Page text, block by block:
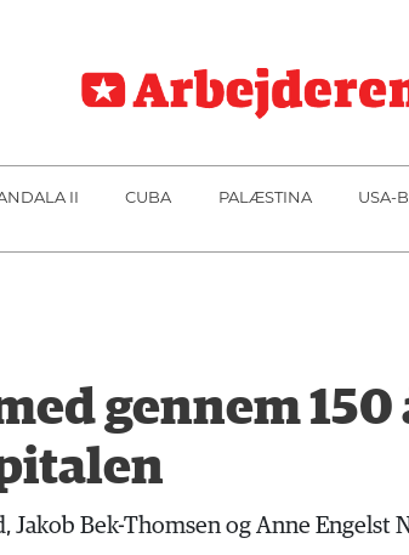
II CUBA PALÆSTINA USA-
gennem
Jakob Bek-Thomsen og Anne Engelst